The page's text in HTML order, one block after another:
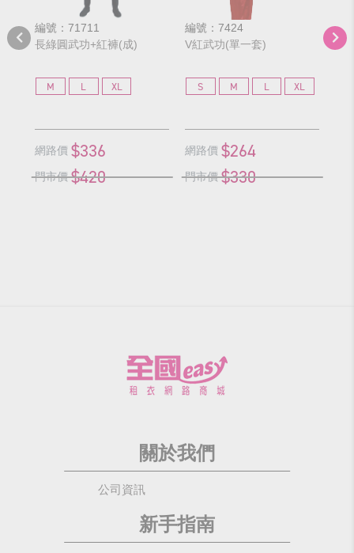
編號：71711
長綠圓武功+紅褲(成)
M L XL
網路價 $336
門市價 $420
編號：7424
V紅武功(單一套)
S M L XL
網路價 $264
門市價 $330
編
火
關於我們
公司資訊
新手指南